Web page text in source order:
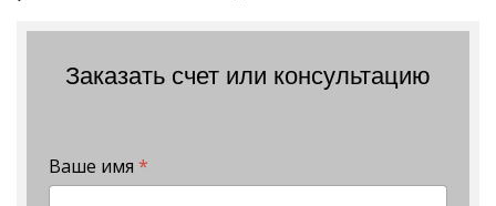
Заказать счет или консультацию
Ваше имя *